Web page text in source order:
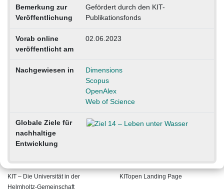
Bemerkung zur
Veröffentlichung
Gefördert durch den KIT-
Publikationsfonds
Vorab online
veröffentlicht am
02.06.2023
Nachgewiesen in
Dimensions
Scopus
OpenAlex
Web of Science
Globale Ziele für
nachhaltige
Entwicklung
KIT – Die Universität in der
Helmholtz-Gemeinschaft
KITopen Landing Page